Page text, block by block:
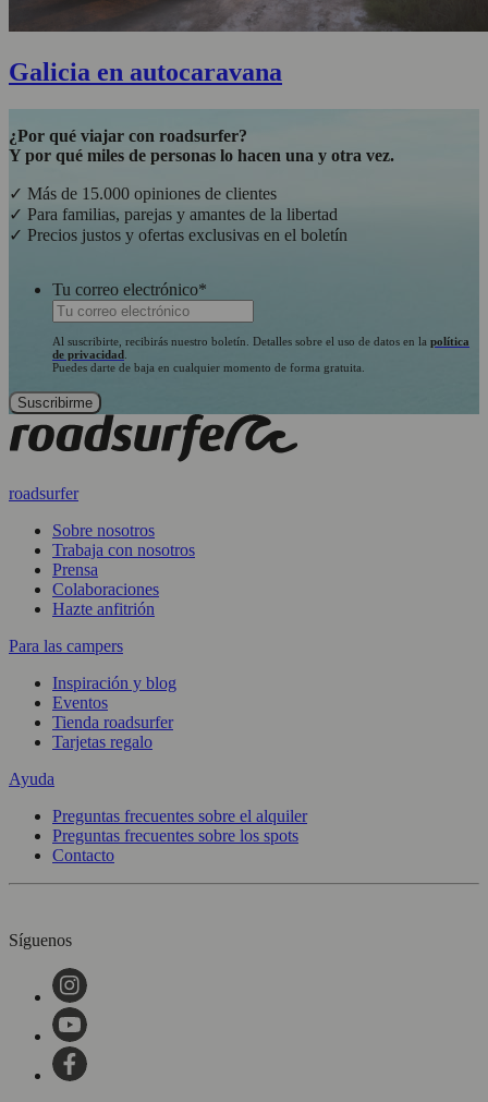
Galicia en autocaravana
¿Por qué viajar con roadsurfer?
Y por qué miles de personas lo hacen una y otra vez.
✓ Más de 15.000 opiniones de clientes
✓ Para familias, parejas y amantes de la libertad
✓ Precios justos y ofertas exclusivas en el boletín
Tu correo electrónico*
Al suscribirte, recibirás nuestro boletín. Detalles sobre el uso de datos en la política
de privacidad
Puedes darte de baja en cualquier momento de forma gratuita.
roadsurfer
Sobre nosotros
Trabaja con nosotros
Prensa
Colaboraciones
Hazte anfitrión
Para las campers
Inspiración y blog
Eventos
Tienda roadsurfer
Tarjetas regalo
Ayuda
Preguntas frecuentes sobre el alquiler
Preguntas frecuentes sobre los spots
Contacto
Síguenos